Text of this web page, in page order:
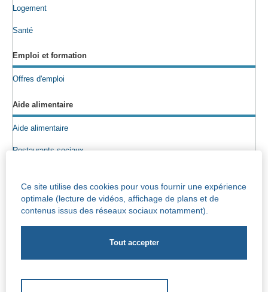
Ce site utilise des cookies pour vous fournir une expérience
optimale (lecture de vidéos, affichage de plans et de
contenus issus des réseaux sociaux notamment).
Logement
Santé
Emploi et formation
Offres d'emploi
Aide alimentaire
Aide alimentaire
Restaurants sociaux
Epicerie sociale